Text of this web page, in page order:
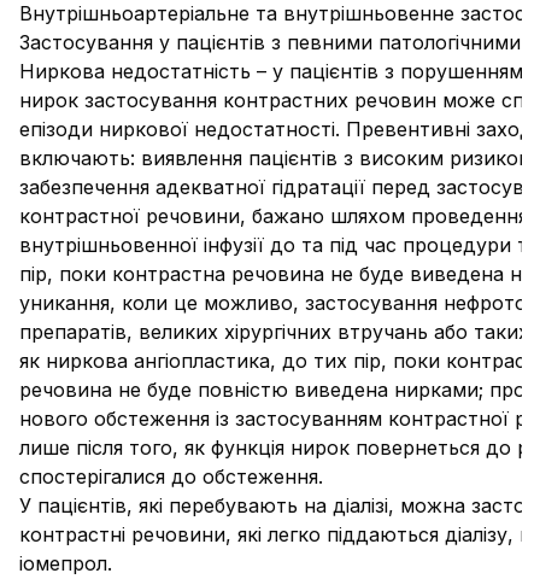
Внутрішньоартеріальне та внутрішньовенне
Застосування у пацієнтів з певними патологічними
Ниркова недостатність – у пацієнтів з порушенням
нирок застосування контрастних речовин може
епізоди ниркової недостатності. Превентивні
включають: виявлення пацієнтів з високим ризиком;
забезпечення адекватної гідратації перед
контрастної речовини, бажано шляхом проведення
внутрішньовенної інфузії до та під час процедури
пір, поки контрастна речовина не буде виведена
уникання, коли це можливо, застосування
препаратів, великих хірургічних втручань або
як ниркова ангіопластика, до тих пір, поки
речовина не буде повністю виведена нирками;
нового обстеження із застосуванням контрастної
лише після того, як функція нирок повернеться до
спостерігалися до обстеження.
У пацієнтів, які перебувають на діалізі, можна
контрастні речовини, які легко піддаються діалізу,
іомепрол.